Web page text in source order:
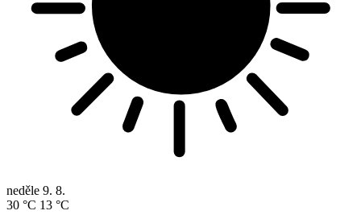
neděle 9. 8.
30 °C 13 °C